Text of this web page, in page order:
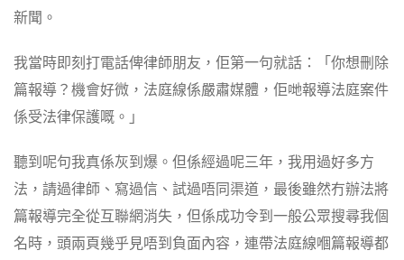
新聞。
我當時即刻打電話俾律師朋友，佢第一句就話：「你想刪除
篇報導？機會好微，法庭線係嚴肅媒體，佢哋報導法庭案件
係受法律保護嘅。」
聽到呢句我真係灰到爆。但係經過呢三年，我用過好多方
法，請過律師、寫過信、試過唔同渠道，最後雖然冇辦法將
篇報導完全從互聯網消失，但係成功令到一般公眾搜尋我個
名時，頭兩頁幾乎見唔到負面內容，連帶法庭線嗰篇報導都